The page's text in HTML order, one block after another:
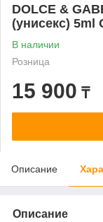
DOLCE &
(унисекс)
В наличии
Розница
15 900 ₸
Описание
Описание